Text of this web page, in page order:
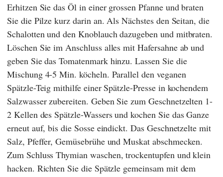
Erhitzen Sie das Öl in einer grossen Pfanne und braten
Sie die Pilze kurz darin an. Als Nächstes den Seitan, die
Schalotten und den Knoblauch dazugeben und mitbraten.
Löschen Sie im Anschluss alles mit Hafersahne ab und
geben Sie das Tomatenmark hinzu. Lassen Sie die
Mischung 4-5 Min. köcheln. Parallel den veganen
Spätzle-Teig mithilfe einer Spätzle-Presse in kochendem
Salzwasser zubereiten. Geben Sie zum Geschnetzelten 1-
2 Kellen des Spätzle-Wassers und kochen Sie das Ganze
erneut auf, bis die Sosse eindickt. Das Geschnetzelte mit
Salz, Pfeffer, Gemüsebrühe und Muskat abschmecken.
Zum Schluss Thymian waschen, trockentupfen und klein
hacken. Richten Sie die Spätzle gemeinsam mit dem